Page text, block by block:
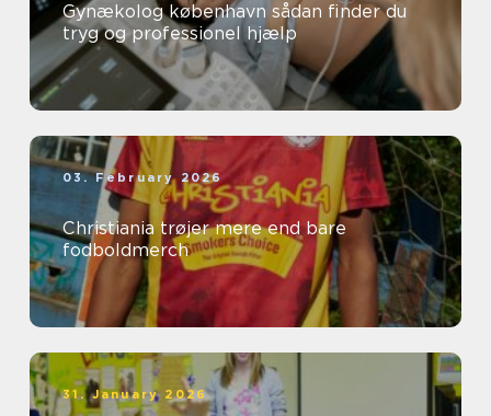
Gynækolog københavn sådan finder du
tryg og professionel hjælp
03. February 2026
Christiania trøjer mere end bare
fodboldmerch
31. January 2026